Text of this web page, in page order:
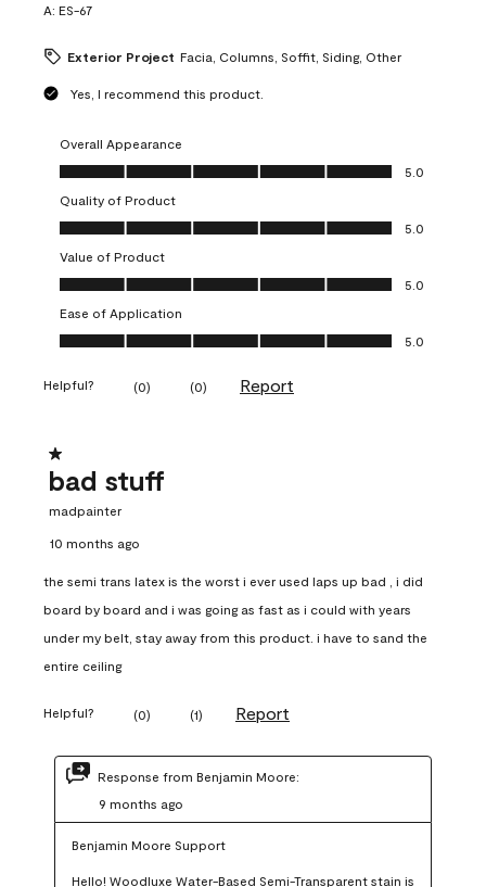
A: ES-67
Exterior Project Facia, Columns, Soffit, Siding, Other
Yes, I recommend this product.
Overall Appearance
Overall Appearance, 5.0 out of 5
5.0
Quality of Product
Quality of Product, 5.0 out of 5
5.0
Value of Product
Value of Product, 5.0 out of 5
5.0
Ease of Application
Ease of Application, 5.0 out of 5
5.0
Helpful? (0) (0) Report
1 out of 5 stars.
bad stuff
madpainter
10 months ago
the semi trans latex is the worst i ever used laps up bad , i did
board by board and i was going as fast as i could with years
under my belt, stay away from this product. i have to sand the
entire ceiling
Helpful? (0) (1) Report
Response from Benjamin Moore:
9 months ago
Benjamin Moore Support
Hello! Woodluxe Water-Based Semi-Transparent stain is